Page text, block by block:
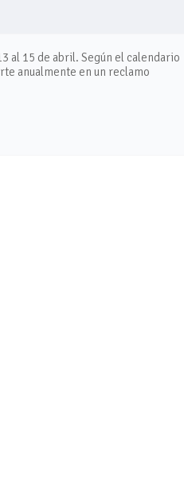
al 15 de abril. Según el calendario
anualmente en un reclamo